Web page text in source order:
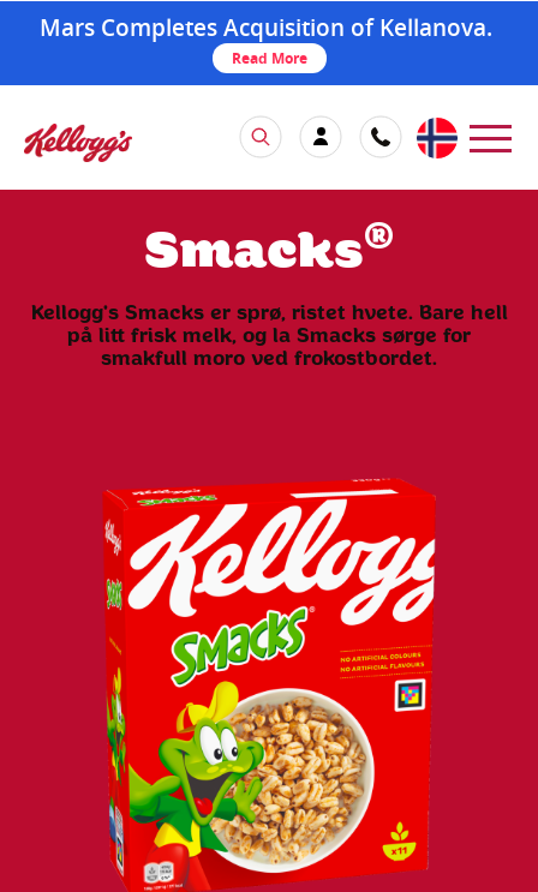
Mars Completes Acquisition of Kellanova.
Read More
Smacks®
Kellogg's Smacks er sprø, ristet hvete. Bare hell
på litt frisk melk, og la Smacks sørge for
smakfull moro ved frokostbordet.